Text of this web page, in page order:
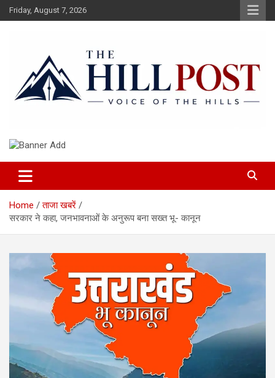
Skip
to
Friday, August 7, 2026
The Hillpost
Home
ताजा खबरें
सरकार ने कहा, जनभावनाओं के अनुरूप बना सख्त भू- कानून